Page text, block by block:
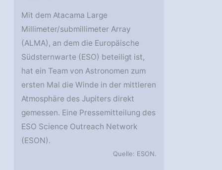
Mit dem Atacama Large
Millimeter/submillimeter Array
(ALMA), an dem die Europäische
Südsternwarte (ESO) beteiligt ist,
hat ein Team von Astronomen zum
ersten Mal die Winde in der mittleren
Atmosphäre des Jupiters direkt
gemessen. Eine Pressemitteilung des
ESO Science Outreach Network
(ESON).
Quelle: ESON.